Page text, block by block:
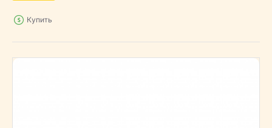
Купить